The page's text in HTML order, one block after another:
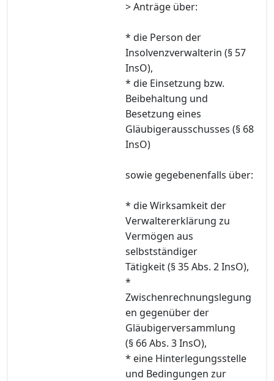
> Anträge über:
* die Person der
Insolvenzverwalterin (§ 57
InsO),
* die Einsetzung bzw.
Beibehaltung und
Besetzung eines
Gläubigerausschusses (§ 68
InsO)
sowie gegebenenfalls über:
* die Wirksamkeit der
Verwaltererklärung zu
Vermögen aus
selbstständiger
Tätigkeit (§ 35 Abs. 2 InsO),
*
Zwischenrechnungslegung
en gegenüber der
Gläubigerversammlung
(§ 66 Abs. 3 InsO),
* eine Hinterlegungsstelle
und Bedingungen zur